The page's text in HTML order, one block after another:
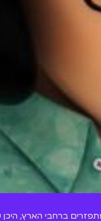
ברחבי הארץ,